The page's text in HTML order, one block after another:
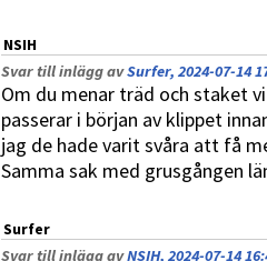
NSIH
Svar till inlägg avSurfer, 2024-07-14
Om du menar träd och staket
passerar i början av klippet
jag de hade varit svåra att få
Samma sak med grusgången
Surfer
Svar till inlägg avNSIH, 2024-07-14